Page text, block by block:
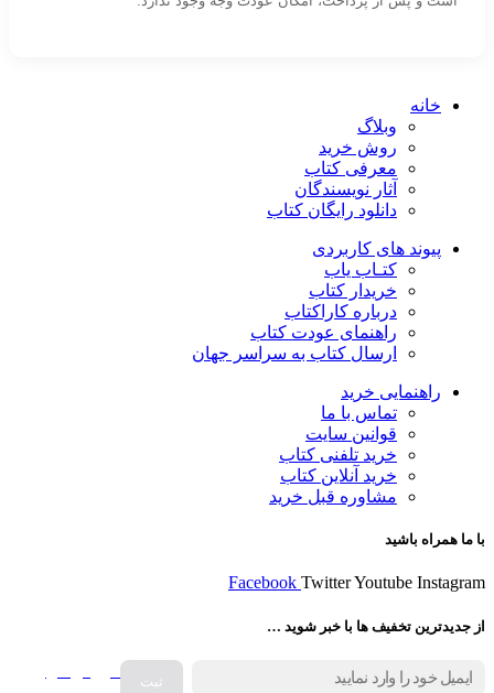
خانه
وبلاگ
روش خرید
معرفی کتاب
آثار نویسندگان
دانلود رایگان کتاب
پیوند های کاربردی
کتـاب یاب
خریدار کتاب
درباره کاراکتاب
راهنمای عودت کتاب
ارسال کتاب به سراسر جهان
راهنمایی خرید
تماس با ما
قوانین سایت
خرید تلفنی کتاب
خرید آنلاین کتاب
مشاوره قبل خرید
با ما همراه باشید
Facebook TwitterYoutube Instagram
از جدیدترین تخفیف ها با خبر شوید …
فروش انواع